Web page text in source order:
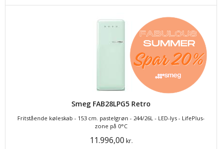
Smeg FAB28LPG5 Retro
Fritstående køleskab - 153 cm. pastelgrøn - 244/26L - LED-lys - LifePlus-
zone på 0°C
11.996,00 kr.